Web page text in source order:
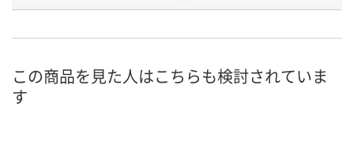
8月13日（木）
この商品を見た人はこちらも検討されていま
す